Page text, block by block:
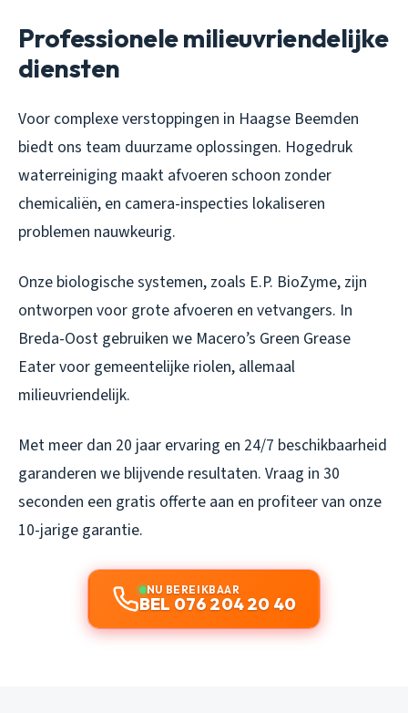
Professionele milieuvriendelijke
diensten
Voor complexe verstoppingen in Haagse Beemden
biedt ons team duurzame oplossingen. Hogedruk
waterreiniging maakt afvoeren schoon zonder
chemicaliën, en camera-inspecties lokaliseren
problemen nauwkeurig.
Onze biologische systemen, zoals E.P. BioZyme, zijn
ontworpen voor grote afvoeren en vetvangers. In
Breda-Oost gebruiken we Macero’s Green Grease
Eater voor gemeentelijke riolen, allemaal
milieuvriendelijk.
Met meer dan 20 jaar ervaring en 24/7 beschikbaarheid
garanderen we blijvende resultaten. Vraag in 30
seconden een gratis offerte aan en profiteer van onze
10-jarige garantie.
NU BEREIKBAAR
BEL 076 204 20 40